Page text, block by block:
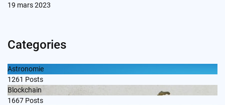
19 mars 2023
Categories
Astronomie
1261 Posts
Blockchain
1667 Posts